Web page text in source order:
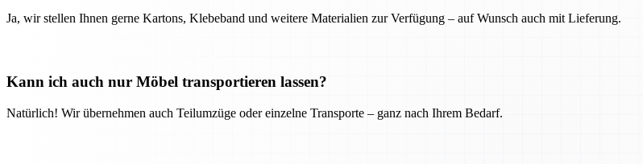
Ja, wir stellen Ihnen gerne Kartons, Klebeband und weitere Materialien zur Verfügung – auf Wunsch auch mit Lieferung.
Kann ich auch nur Möbel transportieren lassen?
Natürlich! Wir übernehmen auch Teilumzüge oder einzelne Transporte – ganz nach Ihrem Bedarf.